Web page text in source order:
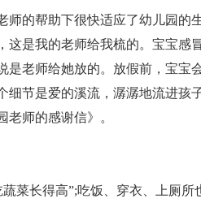
师的帮助下很快适应了幼儿园的
这是我的老师给我梳的。宝宝感
是老师给她放的。放假前，宝宝
节是爱的溪流，潺潺地流进孩
师的感谢信》。
菜长得高”;吃饭、穿衣、上厕所